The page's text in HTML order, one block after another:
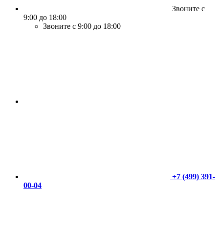
Звоните с
9:00 до 18:00
Звоните с 9:00 до 18:00
+7 (499) 391-
00-04